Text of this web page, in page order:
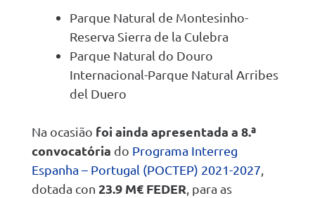
Parque Natural de Montesinho-
Reserva Sierra de la Culebra
Parque Natural do Douro
Internacional-Parque Natural Arribes
del Duero
Na ocasião foi ainda apresentada a 8.ª
convocatória do Programa Interreg
Espanha – Portugal (POCTEP) 2021-2027,
dotada con 23.9 M€ FEDER, para as